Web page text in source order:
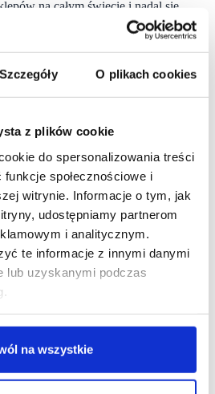
Szczegóły O plikach cookies
z plików cookie
do spersonalizowania treści
społecznościowe i
witrynie. Informacje o tym, jak
udostępniamy partnerom
i analitycznym.
te informacje z innymi danymi
lub uzyskanymi podczas
na wszystkie
na całym świecie i nadal się
stacjonarnych, które
ulice miast, tworząc
Firma stawia
żywotność odzieży, dbając
godziwe warunki życia
K L A M A